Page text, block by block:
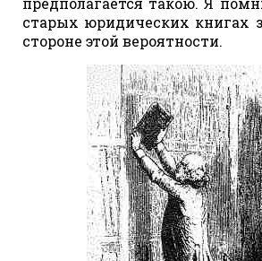
старых юридических книгах
стороне этой вероятности.